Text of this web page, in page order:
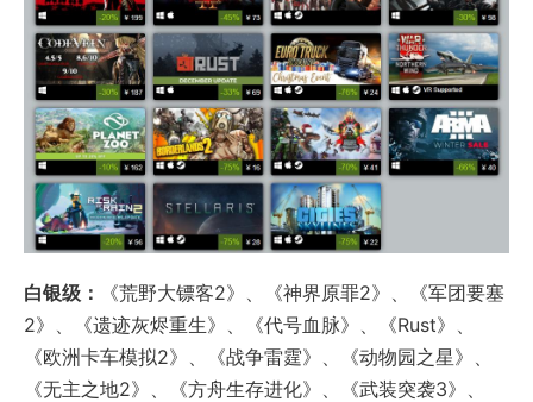
白银级：
《荒野大镖客2》、《神界原罪2》、《军团要塞
2》、《遗迹灰烬重生》、《代号血脉》、《Rust》、
《欧洲卡车模拟2》、《战争雷霆》、《动物园之星》、
《无主之地2》、《方舟生存进化》、《武装突袭3》、